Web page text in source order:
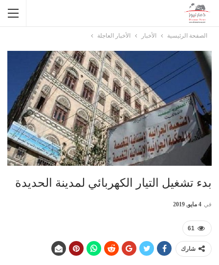
الصفحة الرئيسية الأخبار الأخبار العاجلة
بدء تشغيل التيار الكهربائي لمدينة الحديدة
في 4 مايو, 2019
61
شارك